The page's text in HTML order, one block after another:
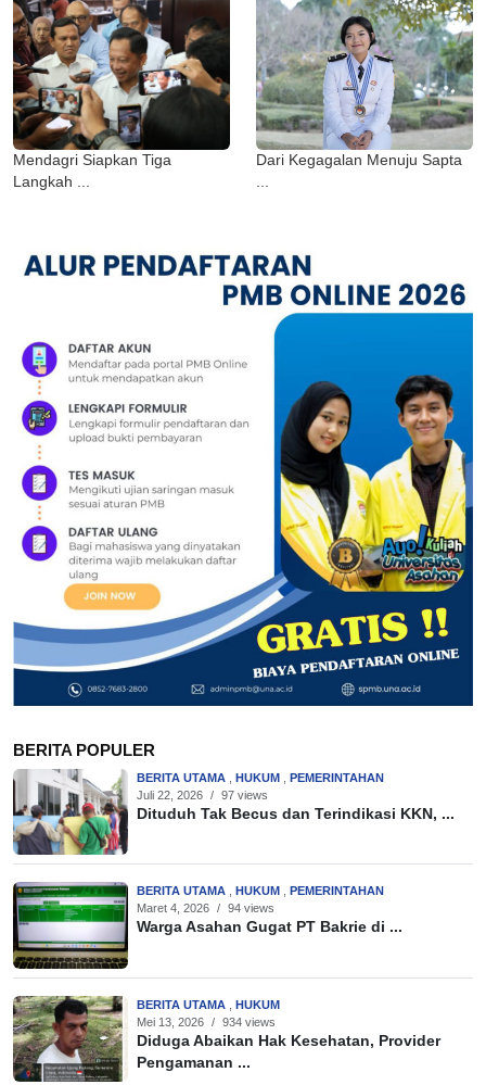
Mendagri Siapkan Tiga
Langkah ...
Dari Kegagalan Menuju Sapta
BERITA POPULER
BERITA UTAMA HUKUM
PEMERINTAHAN
Juli 22, 2026 / 97 views
Dituduh Tak Becus dan Terindikasi KKN, ...
BERITA UTAMA HUKUM
PEMERINTAHAN
Maret 4, 2026 / 94 views
Warga Asahan Gugat PT Bakrie di ...
BERITA UTAMA
HUKUM
Mei 13, 2026 / 934 views
Diduga Abaikan Hak Kesehatan, Provider
Pengamanan ...